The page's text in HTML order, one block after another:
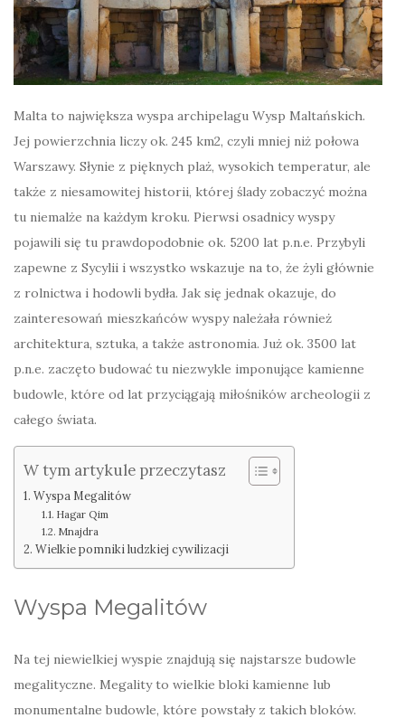
Malta to największa wyspa archipelagu Wysp Maltańskich.
Jej powierzchnia liczy ok. 245 km2, czyli mniej niż połowa
Warszawy. Słynie z pięknych plaż, wysokich temperatur, ale
także z niesamowitej historii, której ślady zobaczyć można
tu niemalże na każdym kroku. Pierwsi osadnicy wyspy
pojawili się tu prawdopodobnie ok. 5200 lat p.n.e. Przybyli
zapewne z Sycylii i wszystko wskazuje na to, że żyli głównie
z rolnictwa i hodowli bydła. Jak się jednak okazuje, do
zainteresowań mieszkańców wyspy należała również
architektura, sztuka, a także astronomia. Już ok. 3500 lat
p.n.e. zaczęto budować tu niezwykle imponujące kamienne
budowle, które od lat przyciągają miłośników archeologii z
całego świata.
W tym artykule przeczytasz
Wyspa Megalitów
Hagar Qim
Mnajdra
Wielkie pomniki ludzkiej cywilizacji
Wyspa Megalitów
Na tej niewielkiej wyspie znajdują się najstarsze budowle
megalityczne. Megality to wielkie bloki kamienne lub
monumentalne budowle, które powstały z takich bloków.